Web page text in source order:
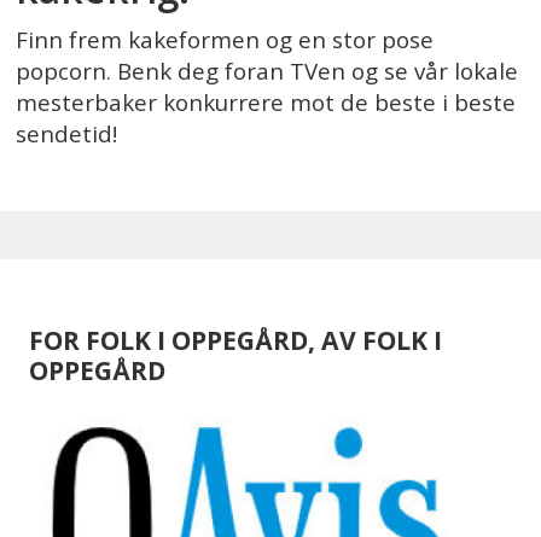
Finn frem kakeformen og en stor pose
popcorn. Benk deg foran TVen og se vår lokale
mesterbaker konkurrere mot de beste i beste
sendetid!
FOR FOLK I OPPEGÅRD, AV FOLK I
OPPEGÅRD